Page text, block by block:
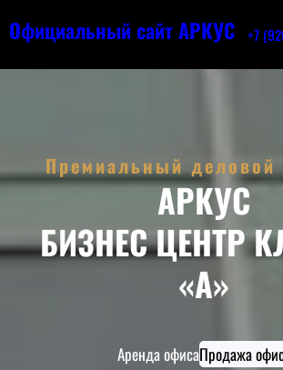
Официальный сайт АРКУС +7
Премиальный деловой
АРКУС
БИЗНЕС ЦЕНТР
«А»
Аренда офисаПродажа